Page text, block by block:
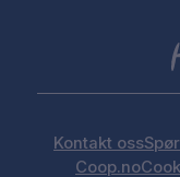
Kontakt oss
Coop.no